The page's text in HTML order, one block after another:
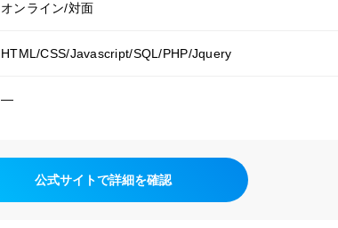
オンライン/対面
HTML/CSS/Javascript/SQL/PHP/Jquery
―
公式サイトで詳細を確認